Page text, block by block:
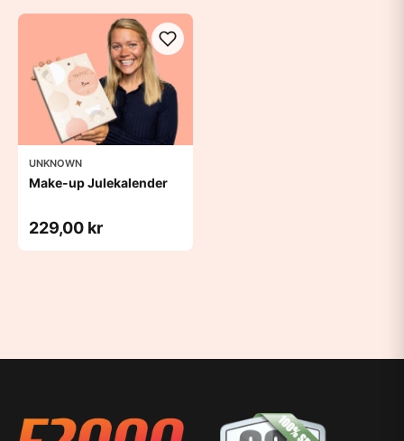
UNKNOWN
Make-up Julekalender
229,00 kr